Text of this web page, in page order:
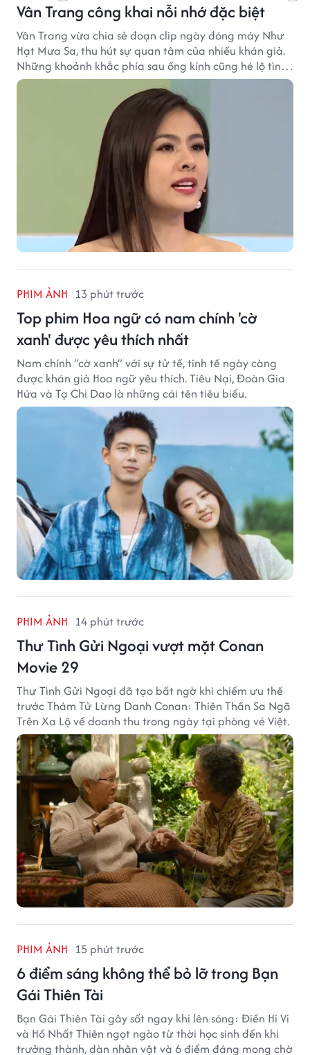
Vân Trang công khai nỗi nhớ đặc biệt
Vân Trang vừa chia sẻ đoạn clip ngày đóng máy Như
Hạt Mưa Sa, thu hút sự quan tâm của nhiều khán giả.
Những khoảnh khắc phía sau ống kính cũng hé lộ tình
cảm đặc biệt mà nữ diễn viên dành cho ê-kíp bộ phim.
PHIM ẢNH 13 phút trước
Top phim Hoa ngữ có nam chính 'cờ
xanh' được yêu thích nhất
Nam chính “cờ xanh” với sự tử tế, tinh tế ngày càng
được khán giả Hoa ngữ yêu thích. Tiêu Nại, Đoàn Gia
Hứa và Tạ Chi Dao là những cái tên tiêu biểu.
PHIM ẢNH 14 phút trước
Thư Tình Gửi Ngoại vượt mặt Conan
Movie 29
Thư Tình Gửi Ngoại đã tạo bất ngờ khi chiếm ưu thế
trước Thám Tử Lừng Danh Conan: Thiên Thần Sa Ngã
Trên Xa Lộ về doanh thu trong ngày tại phòng vé Việt.
PHIM ẢNH 15 phút trước
6 điểm sáng không thể bỏ lỡ trong Bạn
Gái Thiên Tài
Bạn Gái Thiên Tài gây sốt ngay khi lên sóng: Điền Hi Vi
và Hồ Nhất Thiên ngọt ngào từ thời học sinh đến khi
trưởng thành, dàn nhân vật và 6 điểm đáng mong chờ